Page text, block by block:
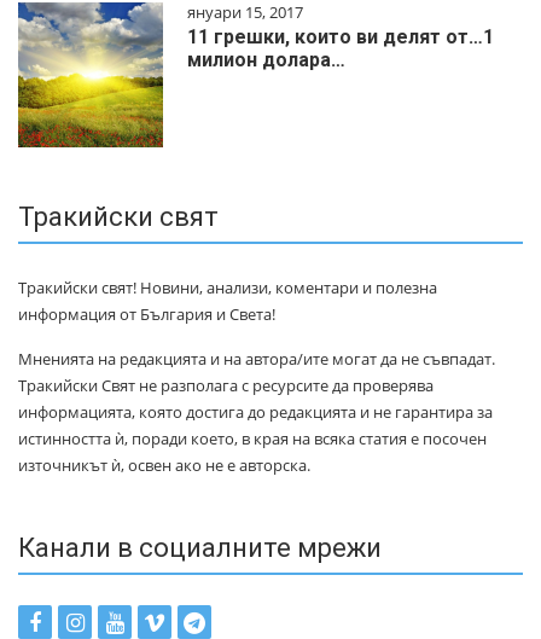
януари 15, 2017
11 грешки, които ви делят от…1
милиoн дoлapa…
Тракийски свят
Тракийски свят! Новини, анализи, коментари и полезна
информация от България и Света!
Мненията на редакцията и на автора/ите могат да не съвпадат.
Тракийски Свят не разполага с ресурсите да проверява
информацията, която достига до редакцията и не гарантира за
истинността ѝ, поради което, в края на всяка статия е посочен
източникът ѝ, освен ако не е авторска.
Канали в социалните мрежи